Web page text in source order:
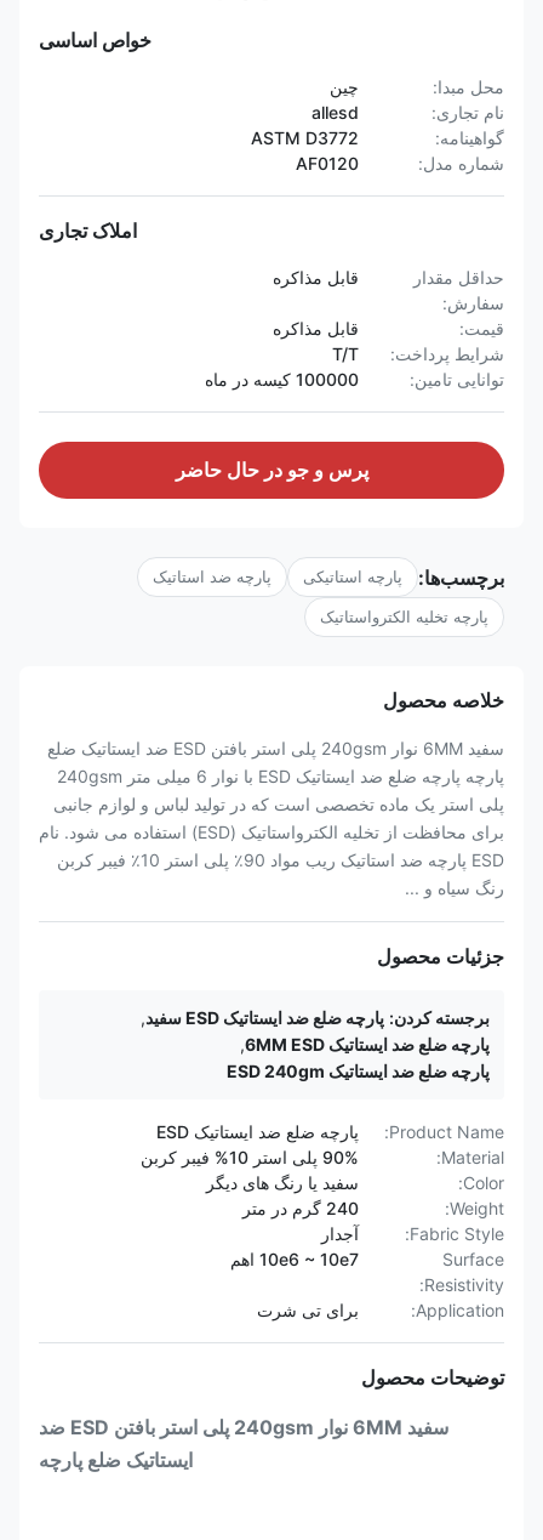
خواص اساسی
محل مبدا:
چین
نام تجاری:
allesd
گواهینامه:
ASTM D3772
شماره مدل:
AF0120
املاک تجاری
حداقل مقدار
سفارش:
قابل مذاکره
قیمت:
قابل مذاکره
شرایط پرداخت:
T/T
توانایی تامین:
100000 کیسه در ماه
پرس و جو در حال حاضر
برچسب‌ها: پارچه استاتیکی پارچه ضد استاتیک
پارچه تخلیه الکترواستاتیک
خلاصه محصول
سفید 6MM نوار 240gsm پلی استر بافتن ESD ضد ایستاتیک ضلع
پارچه پارچه ضلع ضد ایستاتیک ESD با نوار 6 میلی متر 240gsm
پلی استر یک ماده تخصصی است که در تولید لباس و لوازم جانبی
برای محافظت از تخلیه الکترواستاتیک (ESD) استفاده می شود. نام
ESD پارچه ضد استاتیک ریب مواد 90٪ پلی استر 10٪ فیبر کربن
رنگ سیاه و ...
جزئیات محصول
برجسته کردن: پارچه ضلع ضد ایستاتیک ESD سفید
,
پارچه ضلع ضد ایستاتیک 6MM ESD
,
پارچه ضلع ضد ایستاتیک ESD 240gm
Product Name:
پارچه ضلع ضد ایستاتیک ESD
Material:
90% پلی استر 10% فیبر کربن
Color:
سفید یا رنگ های دیگر
Weight:
240 گرم در متر
Fabric Style:
آجدار
Surface
Resistivity:
10e6 ~ 10e7 اهم
Application: برای تی شرت
توضیحات محصول
سفید 6MM نوار 240gsm پلی استر بافتن ESD ضد
ایستاتیک ضلع پارچه